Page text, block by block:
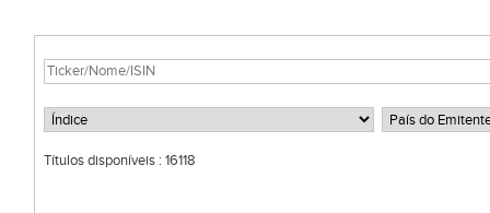
Títulos disponíveis : 16118